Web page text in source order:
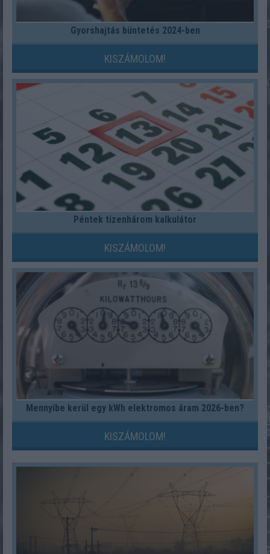
Gyorshajtás büntetés 2024-ben
KISZÁMOLOM!
Péntek tizenhárom kalkulátor
KISZÁMOLOM!
Mennyibe kerül egy kWh elektromos áram 2026-ben?
KISZÁMOLOM!